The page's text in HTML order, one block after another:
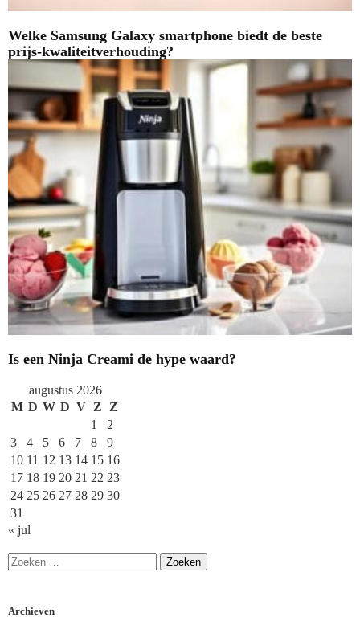
Welke Samsung Galaxy smartphone biedt de beste
prijs-kwaliteitverhouding?
Is een Ninja Creami de hype waard?
augustus 2026
M D W D V Z
Z
1
2
3
4 5 6 7 8
9
10 11 12 13 14 15 16
17 18 19 20 21 22 23
24 25 26 27 28 29 30
31
« jul
Archieven